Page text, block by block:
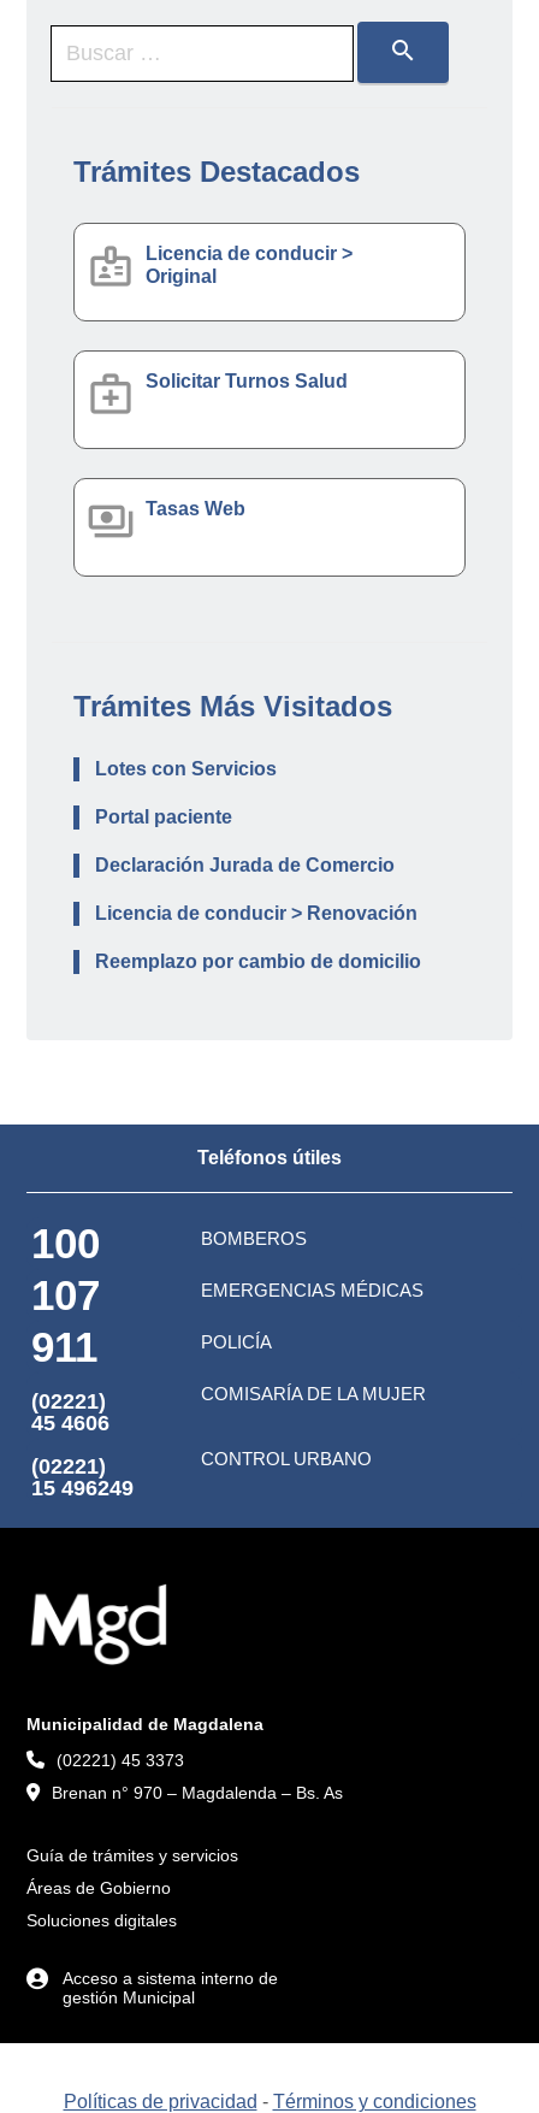
search
Trámites Destacados
badge
Licencia de conducir >
Original
medical_services Solicitar Turnos Salud
payments Tasas Web
Trámites Más Visitados
Lotes con Servicios
Portal paciente
Declaración Jurada de Comercio
Licencia de conducir > Renovación
Reemplazo por cambio de domicilio
Teléfonos útiles
100 BOMBEROS
107 EMERGENCIAS MÉDICAS
911 POLICÍA
(02221)
45 4606
COMISARÍA DE LA MUJER
(02221)
15 496249
CONTROL URBANO
Municipalidad de Magdalena
(02221) 45 3373
Brenan n° 970 – Magdalenda – Bs. As
Guía de trámites y servicios
Áreas de Gobierno
Soluciones digitales
Acceso a sistema interno de
gestión Municipal
Políticas de privacidad - Términos y condiciones